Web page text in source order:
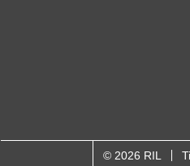
© 2026 RIL